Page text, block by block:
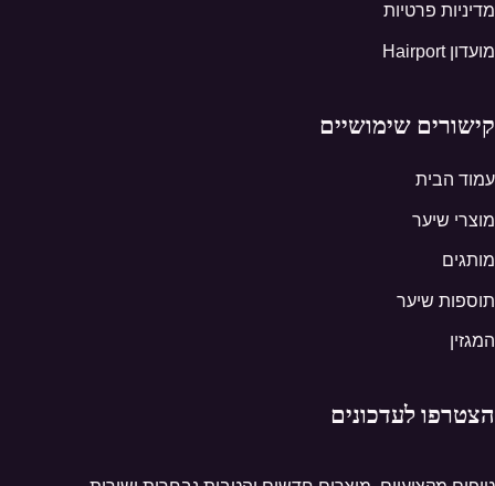
מדיניות פרטיות
מועדון Hairport
קישורים שימושיים
עמוד הבית
מוצרי שיער
מותגים
תוספות שיער
המגזין
הצטרפו לעדכונים